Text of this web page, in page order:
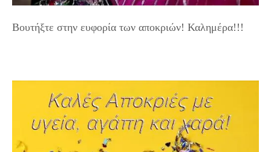
Βουτήξτε στην ευφορία των αποκριών! Καλημέρα!!!